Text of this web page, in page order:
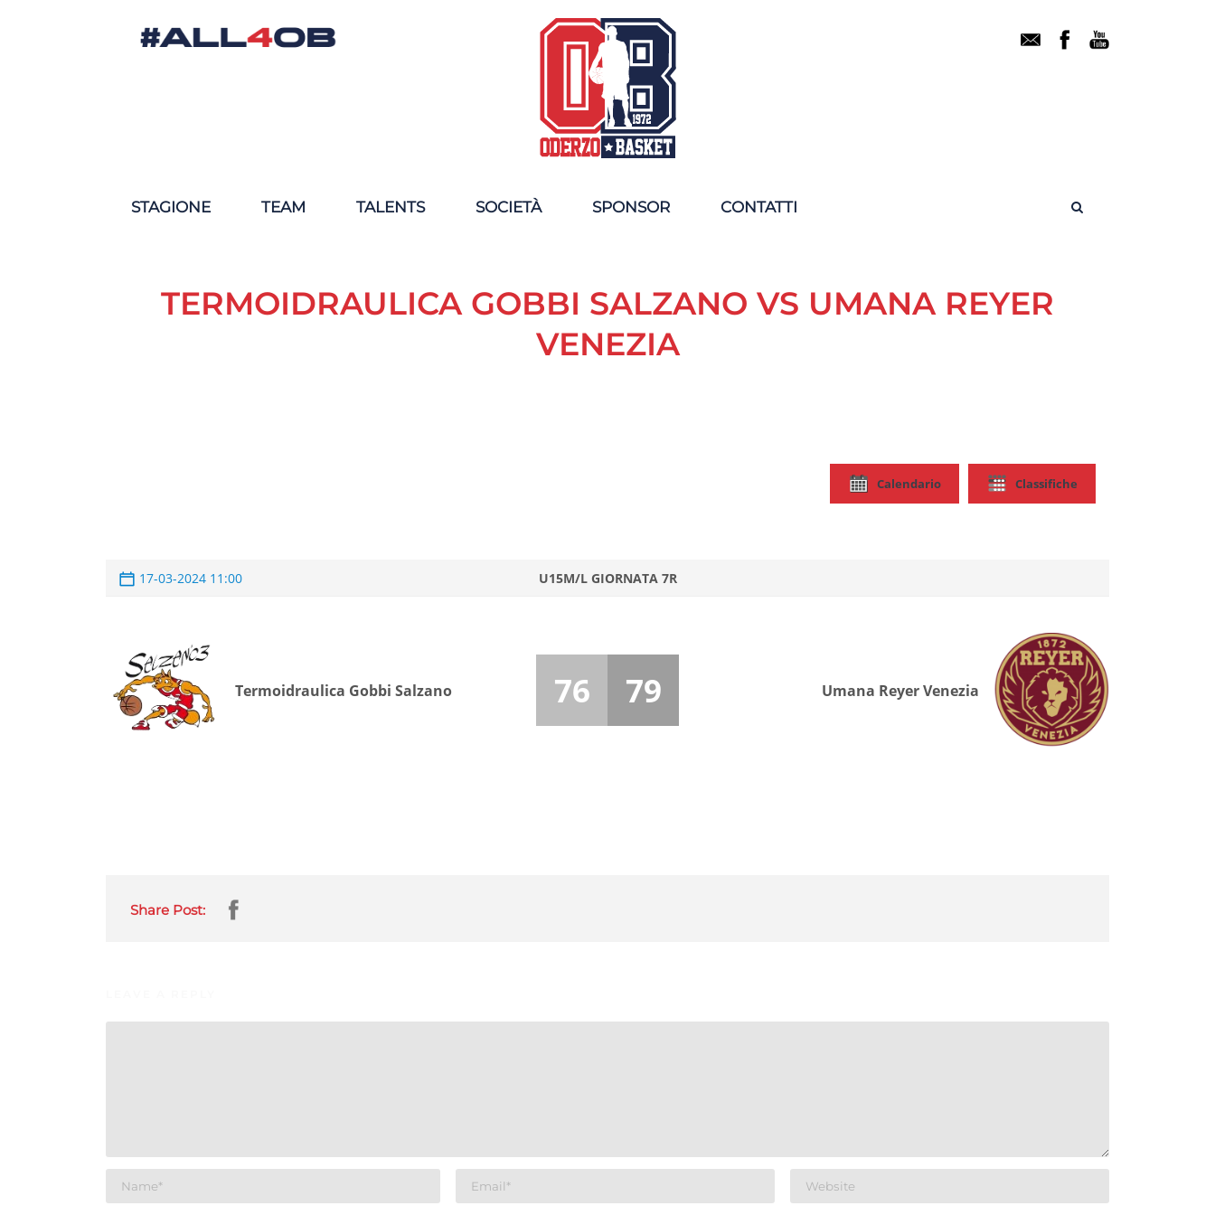
STAGIONE TEAM TALENTS SOCIETÀ SPONSOR CONTATTI
TERMOIDRAULICA GOBBI SALZANO VS UMANA REYER
VENEZIA
Calendario Classifiche
17-03-2024 11:00 U15M/L GIORNATA 7R
Termoidraulica Gobbi Salzano Umana Reyer Venezia
76 79
Share Post: